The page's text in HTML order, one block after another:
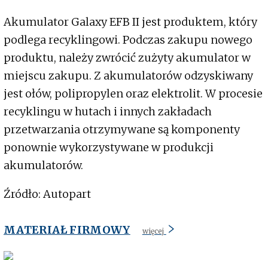
Akumulator Galaxy EFB II jest produktem, który
podlega recyklingowi. Podczas zakupu nowego
produktu, należy zwrócić zużyty akumulator w
miejscu zakupu. Z akumulatorów odzyskiwany
jest ołów, polipropylen oraz elektrolit. W procesie
recyklingu w hutach i innych zakładach
przetwarzania otrzymywane są komponenty
ponownie wykorzystywane w produkcji
akumulatorów.
Źródło: Autopart
MATERIAŁ FIRMOWY więcej